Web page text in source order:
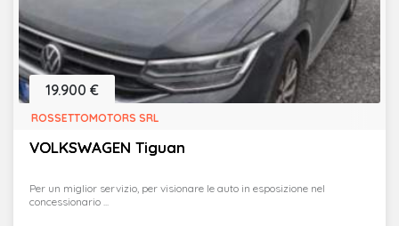
VOLKSWAGEN Tiguan
19.900 €
ROSSETTOMOTORS SRL
Per un miglior servizio, per visionare le auto in esposizione nel
concessionario ...